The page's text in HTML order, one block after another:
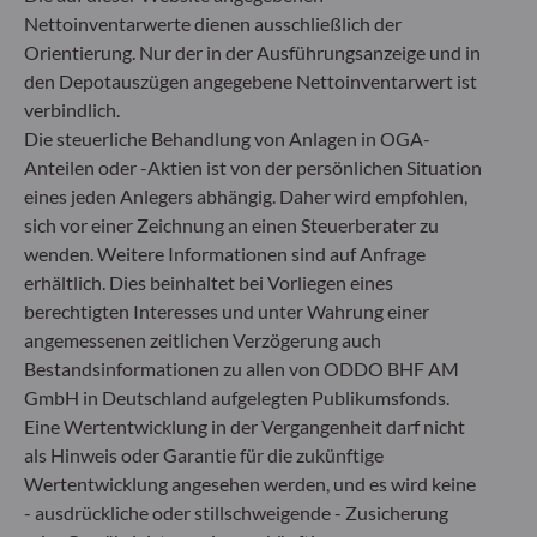
+49 (0) 211 239 24 01
Gallusanlage 8
60329 Frankfurt am Main
Deutschland
+49 (0) 69 920 50 0
Von der Bundesanstalt für Finanzdienstleistungsaufsicht
(„BaFin“) zugelassene und beaufsichtigte
Fondsverwaltungsgesellschaft
Handelsregister : HRB 11971 Amtsgericht Düsseldorf
ODDO BHF Asset Management LUX
6, rue Gabriel Lippmann
L-5365 Munsbach
Luxemburg
Von der Luxemburger Commission de Surveillance du
Secteur Financier (CSSF) zugelassene
Nettoinventarwerte dienen ausschließlich der
Orientierung. Nur der in der Ausführungsanzeige und in
den Depotauszügen angegebene Nettoinventarwert ist
verbindlich.
Die steuerliche Behandlung von Anlagen in OGA-
Anteilen oder -Aktien ist von der persönlichen Situation
eines jeden Anlegers abhängig. Daher wird empfohlen,
sich vor einer Zeichnung an einen Steuerberater zu
wenden. Weitere Informationen sind auf Anfrage
erhältlich. Dies beinhaltet bei Vorliegen eines
berechtigten Interesses und unter Wahrung einer
angemessenen zeitlichen Verzögerung auch
Bestandsinformationen zu allen von ODDO BHF AM
GmbH in Deutschland aufgelegten Publikumsfonds.
Eine Wertentwicklung in der Vergangenheit darf nicht
als Hinweis oder Garantie für die zukünftige
Wertentwicklung angesehen werden, und es wird keine
- ausdrückliche oder stillschweigende - Zusicherung